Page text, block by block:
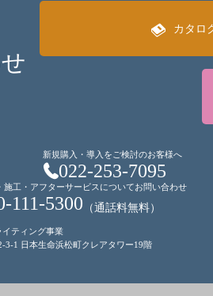
カタロ
新規購入・導入をご検討のお客様へ
022-253-7095
施工・アフターサービスについてお問い合わせ
111-5300 （通話料無料）
ティング事業
3-1 日本生命浜松町クレアタワー19階